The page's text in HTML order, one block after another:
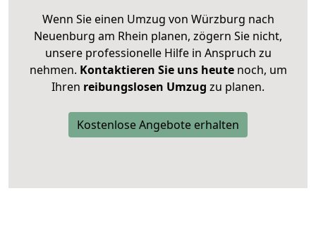
Wenn Sie einen Umzug von Würzburg nach
Neuenburg am Rhein planen, zögern Sie nicht,
unsere professionelle Hilfe in Anspruch zu
nehmen. Kontaktieren Sie uns heutenoch, um
Ihren reibungslosen Umzug zu planen.
Kostenlose Angebote erhalten